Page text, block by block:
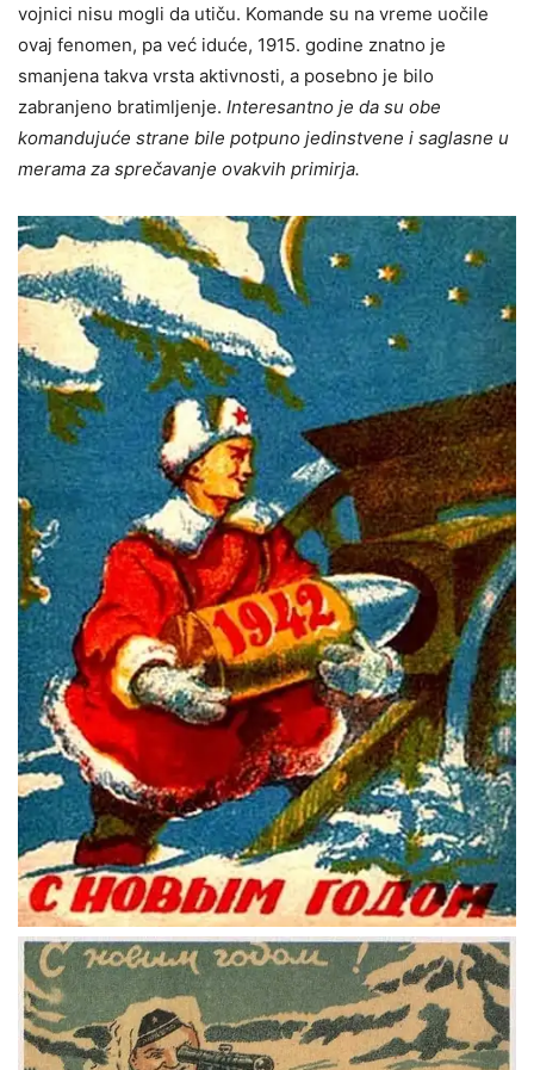
vojnici nisu mogli da utiču. Komande su na vreme uočile
ovaj fenomen, pa već iduće, 1915. godine znatno je
smanjena takva vrsta aktivnosti, a posebno je bilo
zabranjeno bratimljenje. Interesantno je da su obe
komandujuće strane bile potpuno jedinstvene i saglasne u
merama za sprečavanje ovakvih primirja.